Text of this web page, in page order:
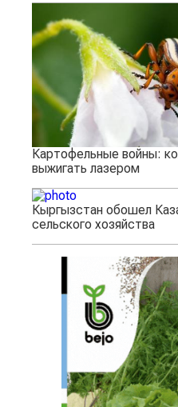
Картофельные войны:
выжигать лазером
Кыргызстан обошел
сельского хозяйства